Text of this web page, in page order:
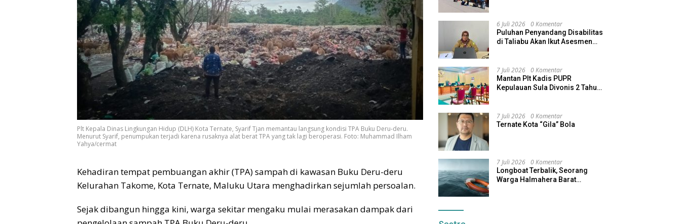
Plt Kepala Dinas Lingkungan Hidup (DLH) Kota Ternate, Syarif Tjan memantau langsung kondisi TPA Buku Deru-deru.
Menurut Syarif, penumpukan terjadi karena rusaknya alat berat TPA yang tak lagi beroperasi. Foto: Muhammad Ilham
Yahya/cermat
Kehadiran tempat pembuangan akhir (TPA) sampah di kawasan Buku Deru-deru
Kelurahan Takome, Kota Ternate, Maluku Utara menghadirkan sejumlah persoalan.
Sejak dibangun hingga kini, warga sekitar mengaku mulai merasakan dampak dari
6 Juli 2026 0 Komentar
Puluhan Penyandang Disabilitas
di Taliabu Akan Ikut Asesmen
7 Juli 2026 0 Komentar
Mantan Plt Kadis PUPR
Kepulauan Sula Divonis 2 Tahun
7 Juli 2026 0 Komentar
Ternate Kota “Gila” Bola
7 Juli 2026 0 Komentar
Longboat Terbalik, Seorang
Warga Halmahera Barat